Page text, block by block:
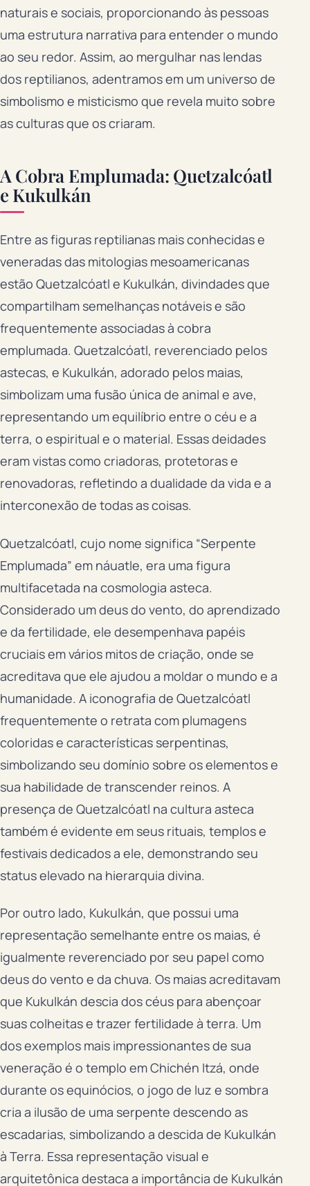
naturais e sociais, proporcionando às pessoas
uma estrutura narrativa para entender o mundo
ao seu redor. Assim, ao mergulhar nas lendas
dos reptilianos, adentramos em um universo de
simbolismo e misticismo que revela muito sobre
as culturas que os criaram.
A Cobra Emplumada: Quetzalcóatl
e Kukulkán
Entre as figuras reptilianas mais conhecidas e
veneradas das mitologias mesoamericanas
estão Quetzalcóatl e Kukulkán, divindades que
compartilham semelhanças notáveis e são
frequentemente associadas à cobra
emplumada. Quetzalcóatl, reverenciado pelos
astecas, e Kukulkán, adorado pelos maias,
simbolizam uma fusão única de animal e ave,
representando um equilíbrio entre o céu e a
terra, o espiritual e o material. Essas deidades
eram vistas como criadoras, protetoras e
renovadoras, refletindo a dualidade da vida e a
interconexão de todas as coisas.
Quetzalcóatl, cujo nome significa “Serpente
Emplumada” em náuatle, era uma figura
multifacetada na cosmologia asteca.
Considerado um deus do vento, do aprendizado
e da fertilidade, ele desempenhava papéis
cruciais em vários mitos de criação, onde se
acreditava que ele ajudou a moldar o mundo e a
humanidade. A iconografia de Quetzalcóatl
frequentemente o retrata com plumagens
coloridas e características serpentinas,
simbolizando seu domínio sobre os elementos e
sua habilidade de transcender reinos. A
presença de Quetzalcóatl na cultura asteca
também é evidente em seus rituais, templos e
festivais dedicados a ele, demonstrando seu
status elevado na hierarquia divina.
Por outro lado, Kukulkán, que possui uma
representação semelhante entre os maias, é
igualmente reverenciado por seu papel como
deus do vento e da chuva. Os maias acreditavam
que Kukulkán descia dos céus para abençoar
suas colheitas e trazer fertilidade à terra. Um
dos exemplos mais impressionantes de sua
veneração é o templo em Chichén Itzá, onde
durante os equinócios, o jogo de luz e sombra
cria a ilusão de uma serpente descendo as
escadarias, simbolizando a descida de Kukulkán
à Terra. Essa representação visual e
arquitetônica destaca a importância de Kukulkán